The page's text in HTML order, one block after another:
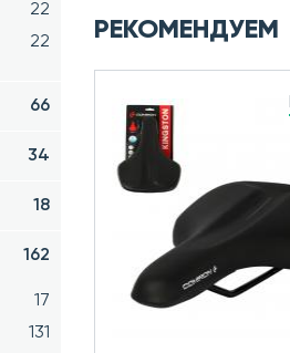
22
22
66
34
18
162
17
131
РЕКОМЕНДУЕМ